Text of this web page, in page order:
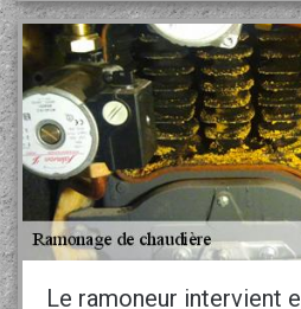
Le ramoneur intervient